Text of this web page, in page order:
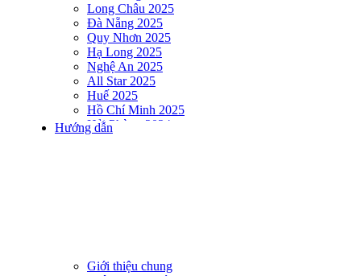
Long Châu 2025
Đà Nẵng 2025
Quy Nhơn 2025
Hạ Long 2025
Nghệ An 2025
All Star 2025
Huế 2025
Hồ Chí Minh 2025
Hải Phòng 2024
DNSE AQUAMAN VIETNAM 2024
DNSE AQUAMAN VIETNAM 2023
Hướng dẫn
Giới thiệu chung